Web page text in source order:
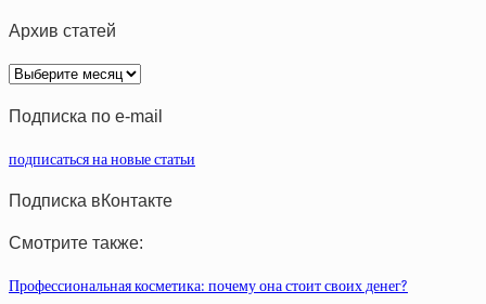
Архив статей
Архив
статей
Подписка по e-mail
подписаться на новые статьи
Подписка вКонтакте
Смотрите также:
Профессиональная косметика: почему она стоит своих денег?